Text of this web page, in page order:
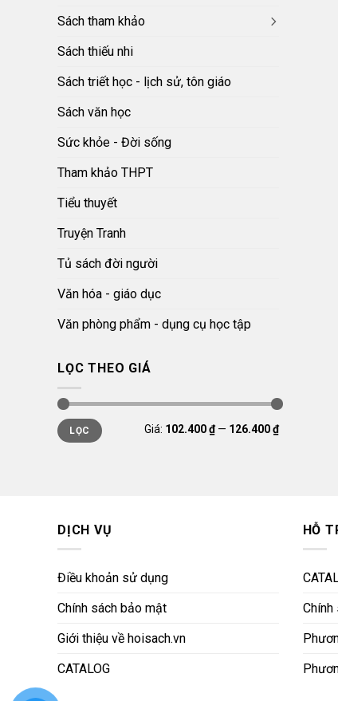
Sách tham khảo
Sách thiếu nhi
Sách triết học - lịch sử, tôn giáo
Sách văn học
Sức khỏe - Đời sống
Tham khảo THPT
Tiểu thuyết
Truyện Tranh
Tủ sách đời người
Văn hóa - giáo dục
Văn phòng phẩm - dụng cụ học tập
LỌC THEO GIÁ
Giá
thấp
nhất
Giá
cao
nhất
LỌC Giá: 102.400 ₫— 126.400 ₫
DỊCH VỤ
Điều khoản sử dụng
Chính sách bảo mật
Giới thiệu về hoisach.vn
CATALOG
HỖ